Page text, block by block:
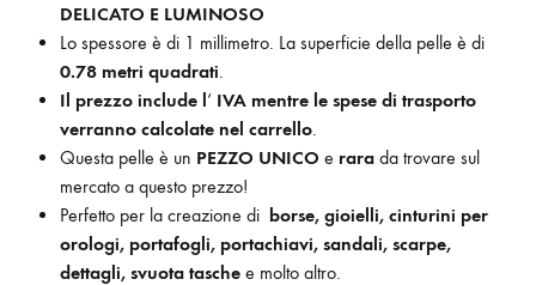
DELICATO E LUMINOSO
Lo spessore è di 1 millimetro. La superficie della pelle è di
0.78 metri quadrati.
Il prezzo include l‘ IVA mentre le spese di trasporto
verranno calcolate nel carrello.
Questa pelle è un PEZZO UNICO e rara da trovare sul
mercato a questo prezzo!
Perfetto per la creazione di borse, gioielli, cinturini per
orologi, portafogli, portachiavi, sandali, scarpe,
dettagli, svuota tasche e molto altro.